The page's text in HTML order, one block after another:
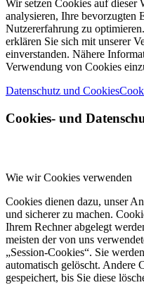
Wir setzen Cookies auf dieser
analysieren, Ihre bevorzugten
Nutzererfahrung zu
erklären Sie sich mit unserer
einverstanden. Nähere
Verwendung von Cookies
Datenschutz und Cookies
Cookies- und
Wie wir Cookies verwenden
Cookies dienen dazu, unser
und sicherer zu machen.
Ihrem Rechner abgelegt
meisten der von uns
„Session-Cookies“. Sie
automatisch gelöscht. Andere
gespeichert, bis Sie diese